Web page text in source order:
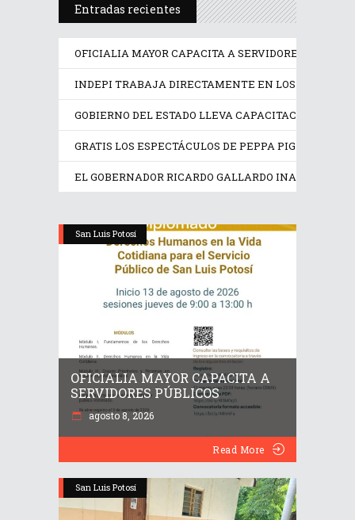
Entradas recientes
OFICIALIA MAYOR CAPACITA A SERVIDORES
INDEPI TRABAJA DIRECTAMENTE EN LOS
GOBIERNO DEL ESTADO LLEVA CAPACITACIÓN
GRATIS LOS ESPECTÁCULOS DE PEPPA PIG Y
EL GOBERNADOR RICARDO GALLARDO INAUGURA
San Luis Potosí
OFICIALIA MAYOR CAPACITA A
SERVIDORES PÚBLICOS
agosto 8, 2026
Read More
San Luis Potosí